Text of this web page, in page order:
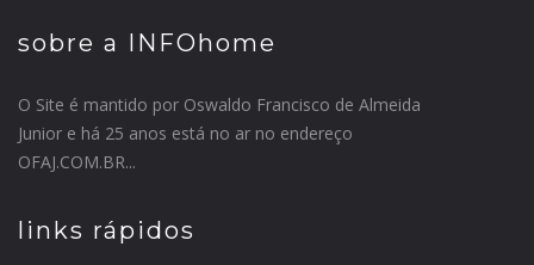
sobre a INFOhome
O Site é mantido por Oswaldo Francisco de Almeida
Junior e há 25 anos está no ar no endereço
OFAJ.COM.BR...
links rápidos